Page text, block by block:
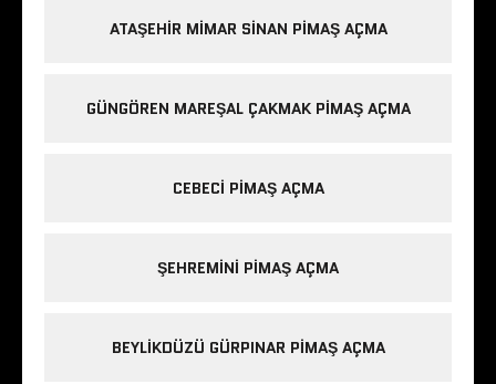
ATAŞEHIR MIMAR SINAN PIMAŞ AÇMA
GÜNGÖREN MAREŞAL ÇAKMAK PIMAŞ AÇMA
CEBECI PIMAŞ AÇMA
ŞEHREMINI PIMAŞ AÇMA
BEYLIKDÜZÜ GÜRPINAR PIMAŞ AÇMA